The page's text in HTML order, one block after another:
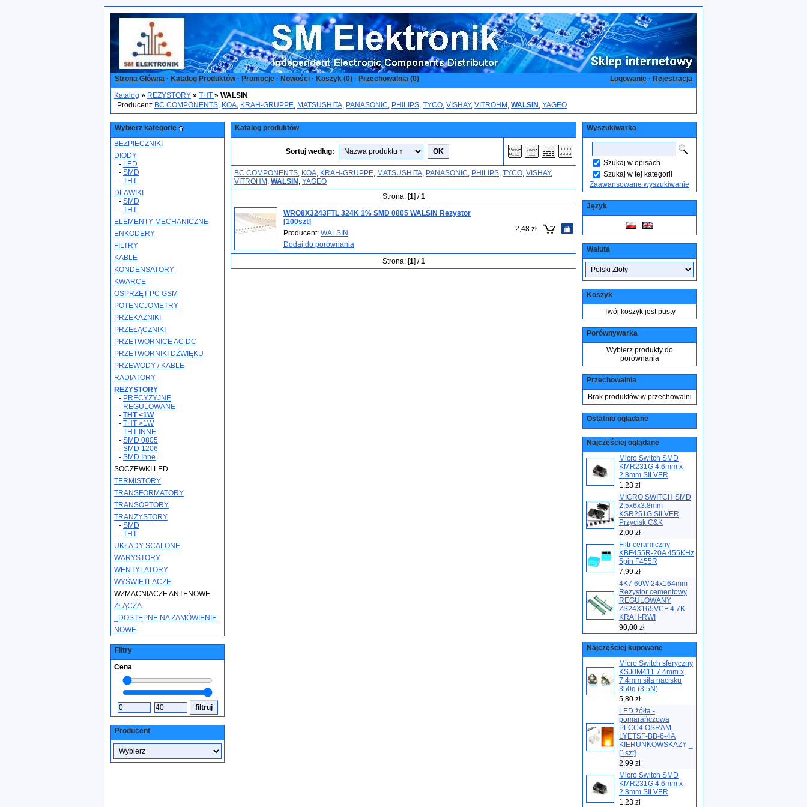
Strona Główna · Katalog Produktów· Promocje · Nowości · Koszyk (0) · Przechowalnia (0) Logowanie · Rejestracja
Katalog » REZYSTORY » THT » WALSIN
Producent: BC COMPONENTS, KOA, KRAH-GRUPPE, MATSUSHITA, PANASONIC, PHILIPS, TYCO, VISHAY, VITROHM , WALSIN , YAGEO
Wybierz kategorię
BEZPIECZNIKI
DIODY
- LED
- SMD
- THT
DŁAWIKI
- SMD
- THT
ELEMENTY MECHANICZNE
ENKODERY
FILTRY
KABLE
KONDENSATORY
KWARCE
OSPRZĘT PC GSM
POTENCJOMETRY
PRZEKAŹNIKI
PRZEŁĄCZNIKI
PRZETWORNICE AC DC
PRZETWORNIKI DŹWIĘKU
PRZEWODY / KABLE
RADIATORY
REZYSTORY
- PRECYZYJNE
- REGULOWANE
- THT <1W
- THT >1W
- THT INNE
- SMD 0805
- SMD 1206
- SMD Inne
SOCZEWKI LED
TERMISTORY
TRANSFORMATORY
TRANSOPTORY
TRANZYSTORY
- SMD
- THT
UKŁADY SCALONE
WARYSTORY
WENTYLATORY
WYŚWIETLACZE
WZMACNIACZE ANTENOWE
ZŁĄCZA
_DOSTĘPNE NA ZAMÓWIENIE
NOWE
Filtry
Cena
-
Producent
Katalog produktów
Sortuj według:
BC COMPONENTS, KOA, KRAH-GRUPPE, MATSUSHITA, PANASONIC, PHILIPS, TYCO, VISHAY,
VITROHM , WALSIN , YAGEO
Strona: [1] /1
WRO8X3243FTL 324K 1% SMD 0805 WALSIN Rezystor
[100szt]
Producent: WALSIN
Dodaj do porównania
2,48 zł
Strona: [1] /1
Wyszukiwarka
Szukaj w opisach
Szukaj w tej kategorii
Zaawansowane wyszukiwanie
Język
Waluta
Koszyk
Twój koszyk jest pusty
Porównywarka
Wybierz produkty do
porównania
Przechowalnia
Brak produktów w przechowalni
Ostatnio oglądane
Najczęściej oglądane
Micro Switch SMD
KMR231G 4.6mm x
2.8mm SILVER
1,23 zł
MICRO SWITCH SMD
2,5x6x3.8mm
KSR251G SILVER
Przycisk C&K
2,00 zł
Filtr ceramiczny
KBF455R-20A 455KHz
5pin F455R
7,99 zł
4K7 60W 24x164mm
Rezystor cementowy
REGULOWANY
ZS24X165VCF 4.7K
KRAH-RWI
90,00 zł
Najczęściej kupowane
Micro Switch sferyczny
KSJ0M411 7.4mm x
7.4mm siła nacisku
350g (3.5N)
5,80 zł
LED żółta -
pomarańczowa
PLCC4 OSRAM
LYETSF-BB-6-4A
KIERUNKOWSKAZY _
[1szt]
2,99 zł
Micro Switch SMD
KMR231G 4.6mm x
2.8mm SILVER
1,23 zł